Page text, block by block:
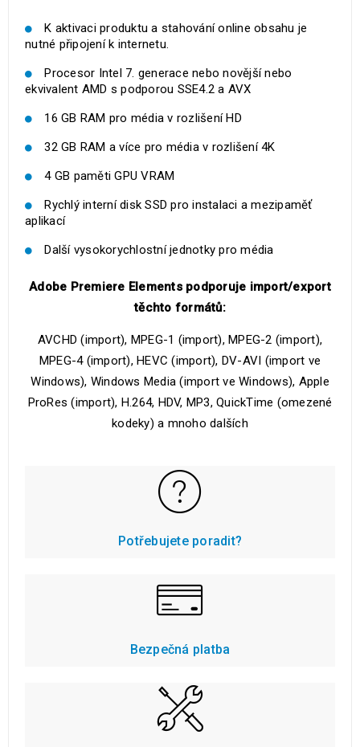
K aktivaci produktu a stahování online obsahu je
nutné připojení k internetu.
Procesor Intel 7. generace nebo novější nebo
ekvivalent AMD s podporou SSE4.2 a AVX
16 GB RAM pro média v rozlišení HD
32 GB RAM a více pro média v rozlišení 4K
4 GB paměti GPU VRAM
Rychlý interní disk SSD pro instalaci a mezipaměť
aplikací
Další vysokorychlostní jednotky pro média
Adobe Premiere Elements podporuje import/export
těchto formátů:
AVCHD (import), MPEG-1 (import), MPEG-2 (import),
MPEG-4 (import), HEVC (import), DV-AVI (import ve
Windows), Windows Media (import ve Windows), Apple
ProRes (import), H.264, HDV, MP3, QuickTime (omezené
kodeky) a mnoho dalších
Potřebujete poradit?
Bezpečná platba